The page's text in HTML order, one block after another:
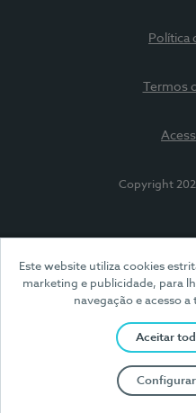
Este website utiliza cookies
marketing e publicidade, para
navegação e acesso
Aceitar
Política
Termos
Copyright